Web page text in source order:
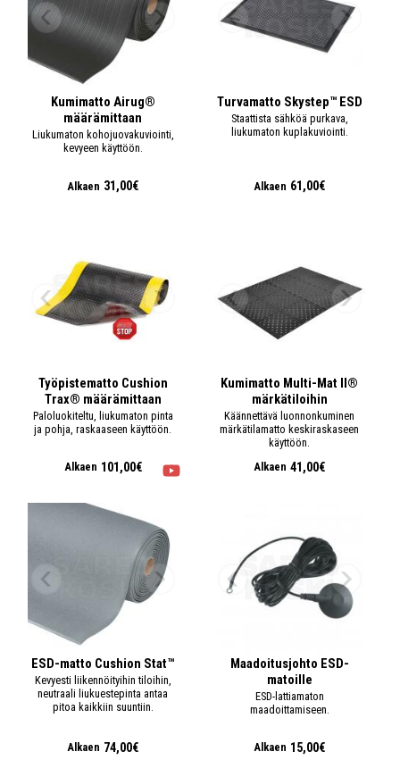
Kumimatto Airug®
määrämittaan
Liukumaton kohojuovakuviointi,
kevyeen käyttöön.
Alkaen 31,00€
Turvamatto Skystep™ ESD
Staattista sähköä purkava,
liukumaton kuplakuviointi.
Alkaen 61,00€
Työpistematto Cushion
Trax® määrämittaan
Paloluokiteltu, liukumaton pinta
ja pohja, raskaaseen käyttöön.
Alkaen 101,00€
Kumimatto Multi-Mat II®
märkätiloihin
Käännettävä luonnonkuminen
märkätilamatto keskiraskaseen
käyttöön.
Alkaen 41,00€
ESD-matto Cushion Stat™
Kevyesti liikennöityihin tiloihin,
neutraali liukuestepinta antaa
pitoa kaikkiin suuntiin.
Alkaen 74,00€
Maadoitusjohto ESD-
matoille
ESD-lattiamaton
maadoittamiseen.
Alkaen 15,00€